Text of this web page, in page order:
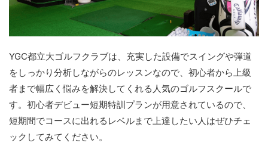
YGC都立大ゴルフクラブは、充実した設備でスイングや弾道
をしっかり分析しながらのレッスンなので、初心者から上級
者まで幅広く悩みを解決してくれる人気のゴルフスクールで
す。初心者デビュー短期特訓プランが用意されているので、
短期間でコースに出れるレベルまで上達したい人はぜひチェ
ックしてみてください。